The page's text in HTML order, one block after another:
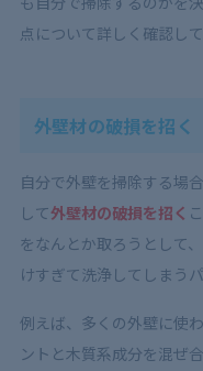
点について詳しく確認し
外壁材の破損を招く
自分で外壁を掃除する場
して外壁材の破損を招く
をなんとか取ろうとして
けすぎて洗浄してしまうパ
例えば、多くの外壁に使
ントと木質系成分を混ぜ